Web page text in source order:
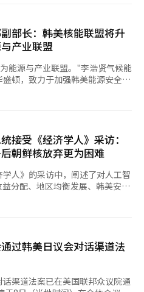
应受到歧视”，并以 쿠팡 为
确保在韩国的美国企业不受歧
坚持认为“此次制裁是基于调查
关”。※ 本报道经人工智能（AI）
能力。 李总统指
扩大经济合作，将进一步增强我
色。”同时，他也承认“美中竞
出“中国的产业竞争力和技术能
际环境，寻找新的平衡点，特别
出“必须根据我们时代的新现实
力是
的安全负责的能力。”并表
作伙伴。” 李总统特别
正在推进恢复对军队的战时作战
也是美国所希望的方向。” 关
表示：“韩国将在先进制造业和
，尤其是意大利是未来产业领域
多边主义价值的对话变得更加重
调了宪
年宣布紧急状态是使韩国陷入
民的力量使得戒严被无效化，但
他补充道：“必须
能够阻止非法戒严等任意权力行
部长：韩美核能联盟将升
产业联盟
能源与产业联盟。"李浩贤气候能
顿，致力于加强韩美能源安全合
李副部长于8日至10日（当地时
增长带来的电力需求增加，并扩
，随着AI数据中心和高端产业的
电力供应和关键矿物的保障成为
9日的亚特兰大理事会第十届全
，随着AI数据中心的扩散和高端
电网的恢复力、能源存储系统
的电力安全核心要素。他随后介
模ESS扩展、长期合同及灵活性
问的最后一天，李副部长与美国
论坛”。此次活动吸引了韩国电
能源解决方案、斗山能源等国内
、GE贝尔诺瓦等美国企业，共
作方案。李副部长还访问了位于
，检查了应对AI数据中心
接受《经济学人》采访：
朝鲜核放弃更为困难
人》的采访中，阐述了对人工智
分配、地区均衡发展、韩美安全
高支持率，政治稳定、股市上涨
到，
投资热潮带来的财富分配问题。
导体企业受益于AI需求的增长，
议的焦点。 对此，李总
过韩美日议会对话渠道法
渠道法案已在美国联邦众议院通